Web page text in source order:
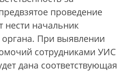
проведение
нести начальник
При выявлении
сотрудниками УИС
дана соответствующая